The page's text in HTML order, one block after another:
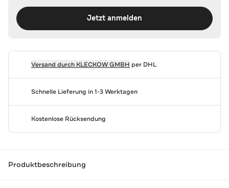
Jetzt anmelden
Versand durch KLECKOW GMBH per DHL
Schnelle Lieferung in 1-3 Werktagen
Kostenlose Rücksendung
Produktbeschreibung